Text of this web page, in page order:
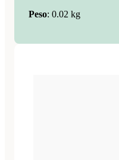
Peso: 0.02 kg